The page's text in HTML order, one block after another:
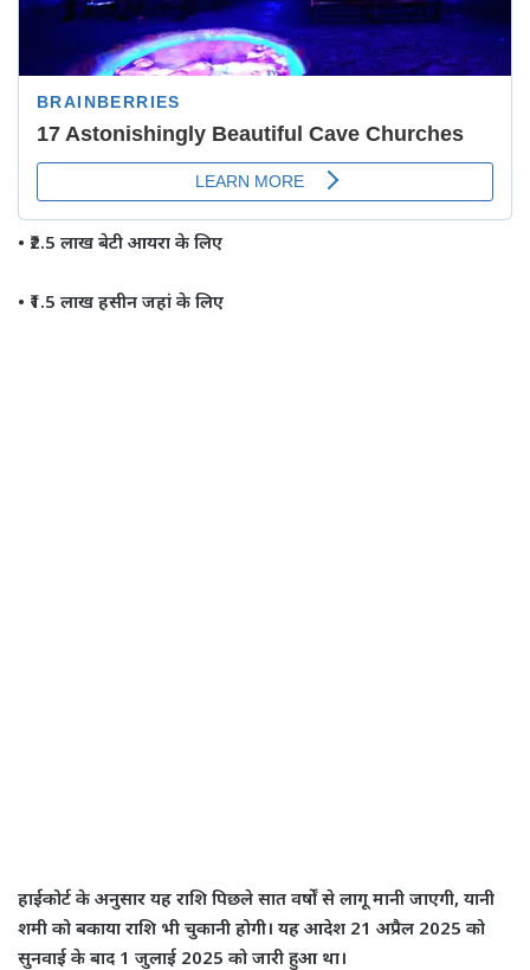
• ₹2.5 लाख बेटी आयरा के लिए
• ₹1.5 लाख हसीन जहां के लिए
हाईकोर्ट के अनुसार यह राशि पिछले सात वर्षों से लागू मानी जाएगी, यानी
शमी को बकाया राशि भी चुकानी होगी। यह आदेश 21 अप्रैल 2025 को
सुनवाई के बाद 1 जुलाई 2025 को जारी हुआ था।